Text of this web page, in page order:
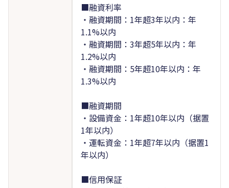
■融資利率
・融資期間：1年超3年以内：年
1.1%以内
・融資期間：3年超5年以内：年
1.2%以内
・融資期間：5年超10年以内：年
1.3%以内
■融資期間
・設備資金：1年超10年以内（据置
1年以内）
・運転資金：1年超7年以内（据置1
年以内）
■信用保証